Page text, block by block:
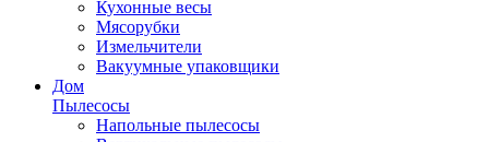
Кухонные весы
Мясорубки
Измельчители
Вакуумные упаковщики
Дом
Пылесосы
Напольные пылесосы